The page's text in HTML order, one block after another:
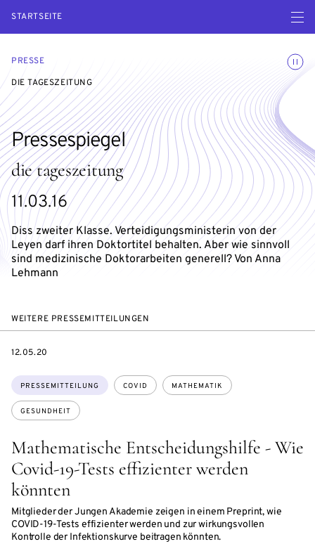
STARTSEITE Menü
PRESSE
DIE TAGESZEITUNG
die tageszeitung
Pressespiegel
11.03.16
Diss zweiter Klasse. Verteidigungsministerin von der
Leyen darf ihren Doktortitel behalten. Aber wie sinnvoll
sind medizinische Doktorarbeiten generell? Von Anna
Lehmann
WEITERE PRESSEMITTEILUNGEN
Mathematische Entscheidungshilfe - Wie
Covid-19-Tests effizienter werden
könnten
Mitglieder der Jungen Akademie zeigen in einem Preprint, wie
COVID-19-Tests effizienter werden und zur wirkungsvollen
Kontrolle der Infektionskurve beitragen könnten.
Themen:
PRESSEMITTEILUNG COVID MATHEMATIK
GESUNDHEIT
DATE
12.05.20